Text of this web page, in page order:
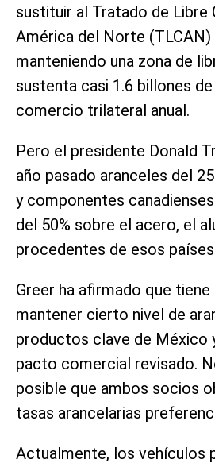
sustituir al Tratado de Libre
América del Norte (TLCAN)
manteniendo ‌una zona de
sustenta casi 1.6 billones
comercio trilateral anual.
Pero el presidente ⁠Donald
año pasado aranceles del
y componentes
del 50% sobre el acero, el
procedentes de esos
Greer ha ⁠afirmado que
mantener cierto nivel de
productos clave de México
pacto comercial revisado.
posible que ambos socios
tasas arancelarias
Actualmente, los vehículos